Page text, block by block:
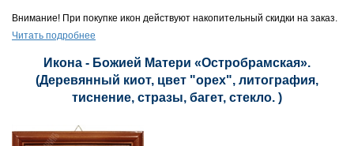
Внимание! При покупке икон действуют накопительный скидки на заказ.
Читать подробнее
Икона - Божией Матери «Остробрамская».
(Деревянный киот, цвет "орех", литография,
тиснение, стразы, багет, стекло. )